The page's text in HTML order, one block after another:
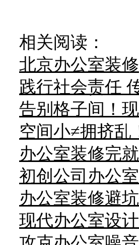
相关阅读：
北京办公室装修
践行社会责任
告别格子间！
空间小≠拥挤乱
办公室装修完
初创公司办公
办公室装修避
现代办公室设